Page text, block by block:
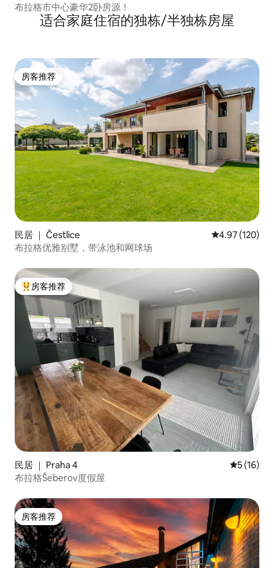
布拉格市中心豪华2卧房源！
适合家庭住宿的独栋/半独栋房屋
房客推荐
房客推荐
民居 ｜ Čestlice 平均评分 4.97
4.97 (120)
布拉格优雅别墅，带泳池和网球场
热门「房客推荐」
房客推荐
民居 ｜ Praha 4 平均评分
5 (16)
布拉格Šeberov度假屋
房客推荐
房客推荐